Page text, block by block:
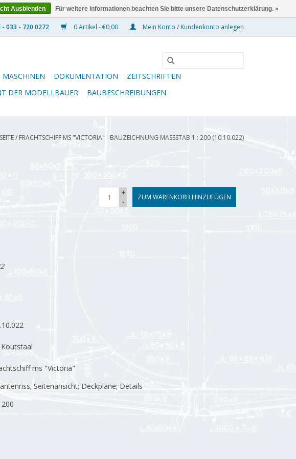
0 Artikel - €0,00 Mein Konto / Kundenkonto anlegen
MASCHINEN DOKUMENTATION
ZEITSCHRIFTEN
DER MODELLBAUER BAUBESCHREIBUNGEN
/ FRACHTSCHIFF MS "VICTORIA" - BAUZEICHNUNG MASSSTAB 1 : 200 (10.10.022)
+
-
ZUM WARENKORB HINZUFÜGEN
Koutstaal
ms "Victoria"
Seitenansicht; Deckpläne; Details
200
Ausblenden Für weitere Informationen beachten Sie bitte unsere Datenschutzerklärung. »